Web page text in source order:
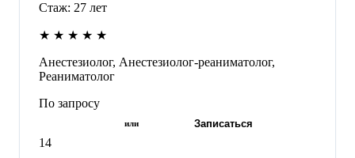
Стаж: 27 лет
★ ★ ★ ★ ★
Анестезиолог, Анестезиолог-реаниматолог,
Реаниматолог
По запросу
или Записаться
14